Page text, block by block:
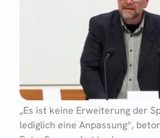
„Es ist keine Erweiterung der
lediglich eine Anpassung“,